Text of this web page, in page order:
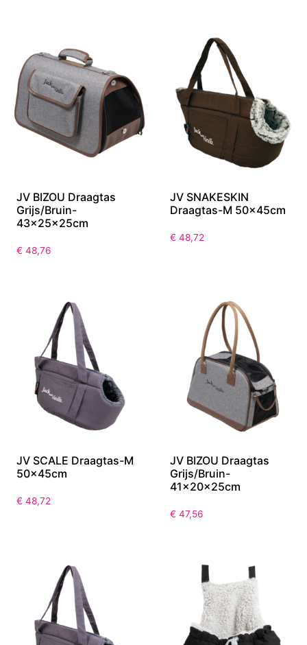
JV BIZOU Draagtas
Grijs/Bruin-
43x25x25cm
€ 48,76
JV SNAKESKIN
Draagtas-M 50x45cm
€ 48,72
JV SCALE Draagtas-M
50x45cm
€ 48,72
JV BIZOU Draagtas
Grijs/Bruin-
41x20x25cm
€ 47,56